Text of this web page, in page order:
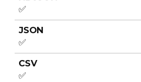
✅
✅
✅